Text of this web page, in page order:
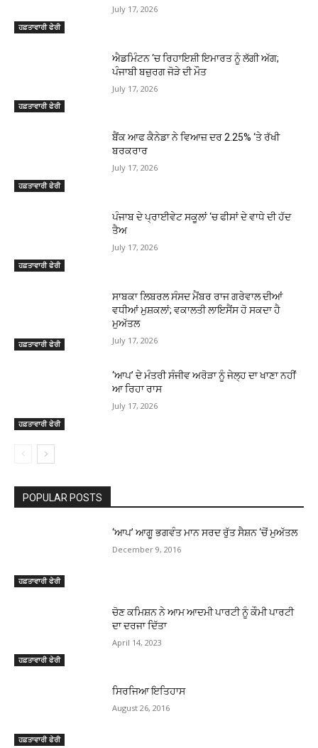
ਹਫ਼ਤਾਵਾਰੀ ਫੇਰੀ
July 17, 2026
ਹਫ਼ਤਾਵਾਰੀ ਫੇਰੀ
ਐਡਮਿੰਟਨ ‘ਚ ਰਿਹਾਇਸ਼ੀ ਇਮਾਰਤ ਨੂੰ ਲੱਗੀ ਅੱਗ;
ਪੰਜਾਬੀ ਬਜ਼ੁਰਗ ਜੋੜੇ ਦੀ ਮੌਤ
July 17, 2026
ਹਫ਼ਤਾਵਾਰੀ ਫੇਰੀ
ਬੈਂਕ ਆਫ ਕੈਨੇਡਾ ਨੇ ਵਿਆਜ਼ ਦਰ 2.25% ‘ਤੇ ਰੱਖੀ
ਬਰਕਰਾਰ
July 17, 2026
ਹਫ਼ਤਾਵਾਰੀ ਫੇਰੀ
ਪੰਜਾਬ ਦੇ ਪ੍ਰਾਈਵੇਟ ਸਕੂਲਾਂ ‘ਚ ਫੀਸਾਂ ਦੇ ਵਾਧੇ ਦੀ ਹੱਦ
ਤੈਅ
July 17, 2026
ਹਫ਼ਤਾਵਾਰੀ ਫੇਰੀ
ਸਾਬਕਾ ਲਿਬਰਲ ਸੰਸਦ ਮੈਂਬਰ ਰਾਜ ਗਰੇਵਾਲ ਦੀਆਂ
ਵਧੀਆਂ ਮੁਸ਼ਕਲਾਂ; ਵਕਾਲਤੀ ਲਾਇਸੈਂਸ ਹੋ ਸਕਦਾ ਹੈ
ਮੁਅੱਤਲ
July 17, 2026
ਹਫ਼ਤਾਵਾਰੀ ਫੇਰੀ
‘ਆਪ’ ਦੇ ਮੰਤਰੀ ਸੰਜੀਵ ਅਰੋੜਾ ਨੂੰ ਜੇਲ੍ਹ ਦਾ ਖਾਣਾ ਨਹੀਂ
ਆ ਰਿਹਾ ਰਾਸ
July 17, 2026
POPULAR POSTS
ਹਫ਼ਤਾਵਾਰੀ ਫੇਰੀ
‘ਆਪ’ ਆਗੂ ਭਗਵੰਤ ਮਾਨ ਸਰਦ ਰੁੱਤ ਸੈਸ਼ਨ ‘ਚੋਂ ਮੁਅੱਤਲ
December 9, 2016
ਹਫ਼ਤਾਵਾਰੀ ਫੇਰੀ
ਚੋਣ ਕਮਿਸ਼ਨ ਨੇ ਆਮ ਆਦਮੀ ਪਾਰਟੀ ਨੂੰ ਕੌਮੀ ਪਾਰਟੀ
ਦਾ ਦਰਜਾ ਦਿੱਤਾ
April 14, 2023
ਹਫ਼ਤਾਵਾਰੀ ਫੇਰੀ
ਸਿਰਜਿਆ ਇਤਿਹਾਸ
August 26, 2016